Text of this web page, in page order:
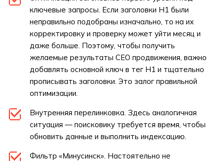
ключевые запросы. Если заголовки H1 были
неправильно подобраны изначально, то на их
корректировку и проверку может уйти месяц и
даже больше. Поэтому, чтобы получить
желаемые результаты СЕО продвижения, важно
добавлять основной ключ в тег H1 и тщательно
прописывать заголовки. Это залог правильной
оптимизации.
Внутренняя перелинковка. Здесь аналогичная
ситуация — поисковику требуется время, чтобы
обновить данные и выполнить индексацию.
Фильтр «Минусинск». Настоятельно не